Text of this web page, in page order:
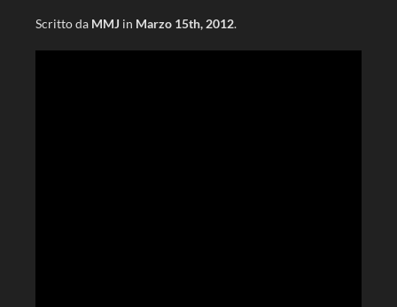
Scritto da MMJ in Marzo 15th, 2012.